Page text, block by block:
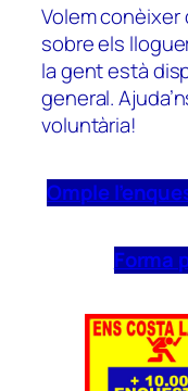
Volem
sobre els
la gent està
general.
voluntària!
Omple
Forma